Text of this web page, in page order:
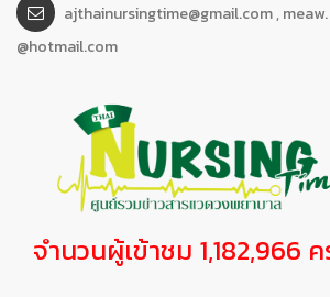
ajthainursingtime@gmail.com ,
@hotmail.com
จำนวนผู้เข้าชม 1,182,966